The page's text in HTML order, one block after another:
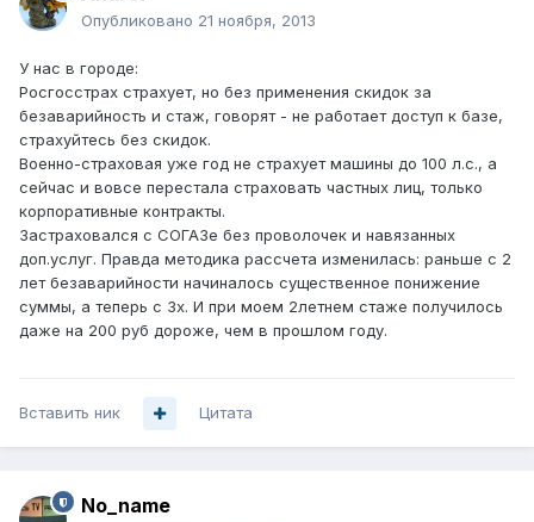
Опубликовано 21 ноября, 2013
У нас в городе:
Росгосстрах страхует, но без применения скидок за
безаварийность и стаж, говорят - не работает доступ к базе,
страхуйтесь без скидок.
Военно-страховая уже год не страхует машины до 100 л.с., а
сейчас и вовсе перестала страховать частных лиц, только
корпоративные контракты.
Застраховался с СОГАЗе без проволочек и навязанных
доп.услуг. Правда методика рассчета изменилась: раньше с 2
лет безаварийности начиналось существенное понижение
суммы, а теперь с 3х. И при моем 2летнем стаже получилось
даже на 200 руб дороже, чем в прошлом году.
Вставить ник Цитата
No_name